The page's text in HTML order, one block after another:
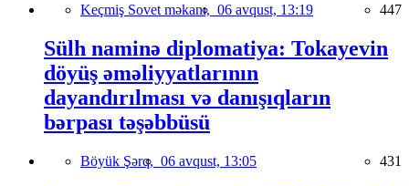
Keçmiş Sovet məkanı, 06 avqust, 13:19 447
Sülh naminə diplomatiya: Tokayevin
döyüş əməliyyatlarının
dayandırılması və danışıqların
bərpası təşəbbüsü
Böyük Şərq, 06 avqust, 13:05 431